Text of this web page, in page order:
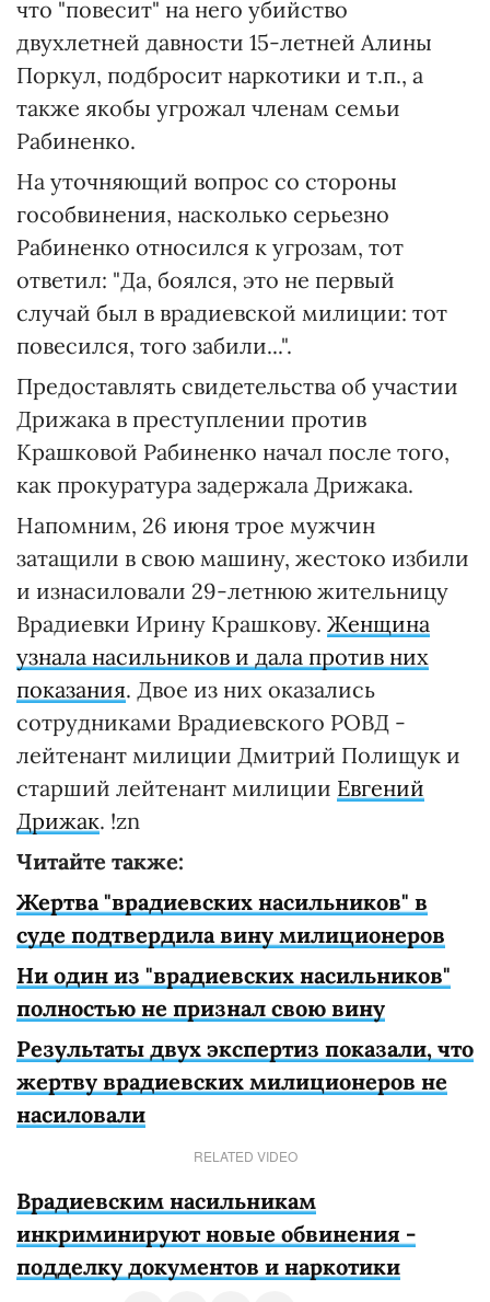
что "повесит" на него убийство
двухлетней давности 15-летней Алины
Поркул, подбросит наркотики и т.п., а
также якобы угрожал членам семьи
Рабиненко.
На уточняющий вопрос со стороны
гособвинения, насколько серьезно
Рабиненко относился к угрозам, тот
ответил: "Да, боялся, это не первый
случай был в врадиевской милиции: тот
повесился, того забили...".
Предоставлять свидетельства об участии
Дрижака в преступлении против
Крашковой Рабиненко начал после того,
как прокуратура задержала Дрижака.
Напомним, 26 июня трое мужчин
затащили в свою машину, жестоко избили
и изнасиловали 29-летнюю жительницу
Врадиевки Ирину Крашкову. Женщина
узнала насильников и дала против них
показания. Двое из них оказались
сотрудниками Врадиевского РОВД -
лейтенант милиции Дмитрий Полищук и
старший лейтенант милиции Евгений
Дрижак. !zn
Читайте также:
Жертва "врадиевских насильников" в
суде подтвердила вину милиционеров
Ни один из "врадиевских насильников"
полностью не признал свою вину
Результаты двух экспертиз показали, что
жертву врадиевских милиционеров не
насиловали
RELATED VIDEO
Врадиевским насильникам
инкриминируют новые обвинения -
подделку документов и наркотики